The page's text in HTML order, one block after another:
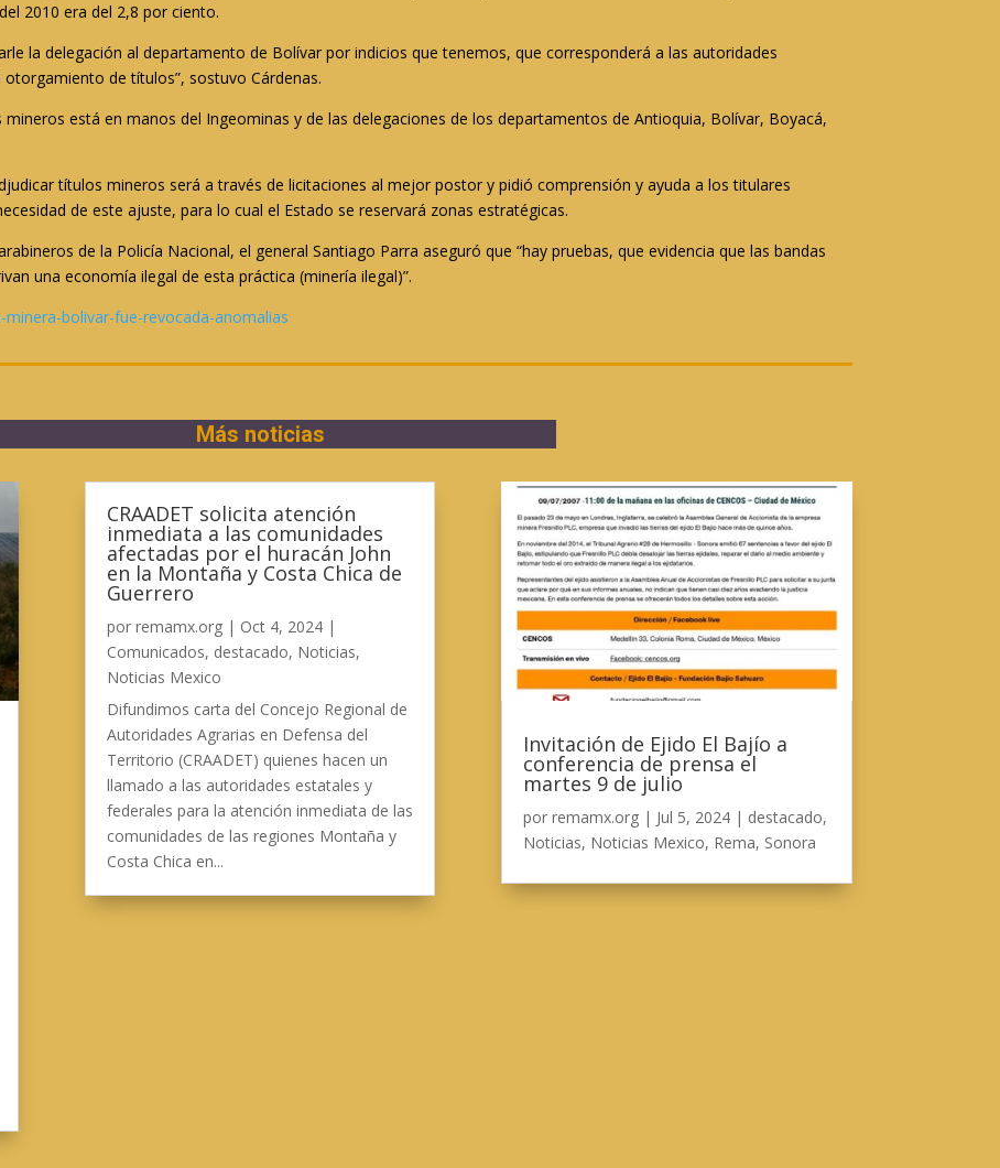
2010 era del 2,8 por ciento.
la delegación al departamento de Bolívar por indicios que tenemos, que corresponderá a las autoridades
de títulos”, sostuvo Cárdenas.
está en manos del Ingeominas y de las delegaciones de los departamentos de Antioquia, Bolívar, Boyacá,
títulos mineros será a través de licitaciones al mejor postor y pidió comprensión y ayuda a los titulares
de este ajuste, para lo cual el Estado se reservará zonas estratégicas.
de la Policía Nacional, el general Santiago Parra aseguró que “hay pruebas, que evidencia que las bandas
una economía ilegal de esta práctica (minería ilegal)”.
bolivar-fue-revocada-anomalias
Más noticias
CRAADET solicita atención
inmediata a las comunidades
afectadas por el huracán John
en la Montaña y Costa Chica de
Guerrero
por remamx.org| Oct 4, 2024|
Comunicados, destacado, Noticias,
Noticias Mexico
Difundimos carta del Concejo Regional de
Autoridades Agrarias en Defensa del
Territorio (CRAADET) quienes hacen un
llamado a las autoridades estatales y
federales para la atención inmediata de las
comunidades de las regiones Montaña y
Costa Chica en...
Invitación de Ejido El Bajío a
conferencia de prensa el
martes 9 de julio
por remamx.org| Jul 5, 2024| destacado,
Noticias, Noticias Mexico, Rema, Sonora